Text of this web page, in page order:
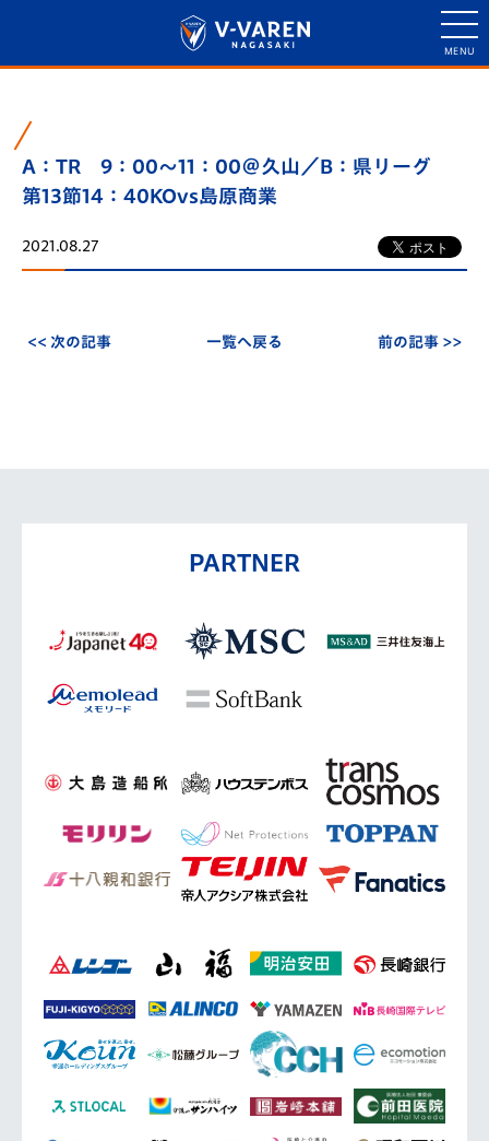
A：TR 9：00～11：00＠久山／B：県リーグ
第13節14：40KOvs島原商業
2021.08.27
<< 次の記事 一覧へ戻る 前の記事 >>
PARTNER